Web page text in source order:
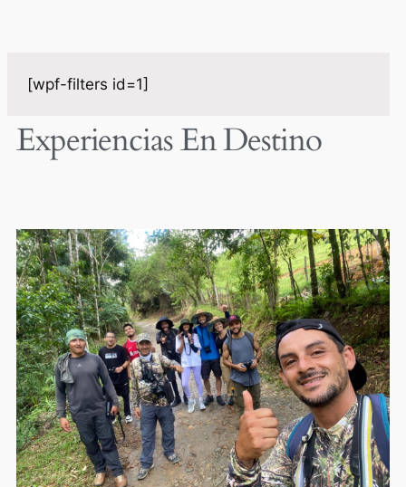
[wpf-filters id=1]
Experiencias En Destino